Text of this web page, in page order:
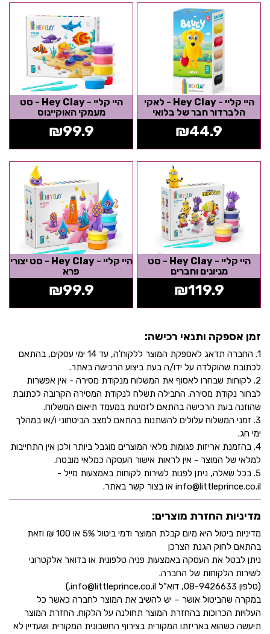
היי קליי - Hey Clay - לאקי
הלברדור חבר של בלואי
₪44.9
היי קליי - Hey Clay - סט
מעמקי האוקיינוס
₪99.9
היי קליי - Hey Clay - סט
מניונים וחברים
₪119.9
היי קליי - Hey Clay - סט יצורי
פרא
₪99.9
זמן אספקה ותנאי רכישה:
1. החברה תדאג לאספקת המוצר ללקוח'ה, עד 14 ימי עסקים, בהתאם
לכתובת שהוקלדה על ידו/ה בעת ביצוע הרכישה באתר.
2. לקוחות שבחרו לאסוף את המשלוח מנקודת מסירה - אין אפשרות
לבחור נקודת מסירה. החבילה תשלח לנקודת המסירה הקרובה לכתובת
שהוזנה בעת הרכישה בהתאם לזמינות במעמד תיאום המשלוח.
3. זמני המשלוח עלולים להשתנות בהתאם למצב הביטחוני ו/או במהלך
ימי חג.
4. בהזמנת אריזות פגומות מלאי המוצרים מוגבל ביותר ולכן אין התחייבות
למלאי של המוצר - אין לראות אישור העסקה כמלאי מובטח.
5. בכל שאלה, ניתן לפנות לשירות לקוחות באמצעות מייל -
info@littleprince.co.il או בצור קשר באתר.
מדיניות החזרת מוצרים:
מדיניות ביטול היא מיום קבלת המוצר ודמי ביטול 5% או 100 ₪ וזאת
בהתאם לחוק הגנת הצרכן
ניתן לבטל את העסקה באמצעות פניה טלפונית או בדואר אלקטרוני
לשירות הלקוחות של החברה.
(טלפון 08-9426633, דוא”ל info@littleprince.co.il.)
במקרה שהביטול אושר – יש להשיב את המוצר לחברה כאשר כל
העלויות הכרוכות בהחזרת המוצר תחולנה על הלקוח. החזרת המוצר
תיעשה כשהוא באריזתו המקורית בצירוף החשבונית המקורית ושעדיין לא